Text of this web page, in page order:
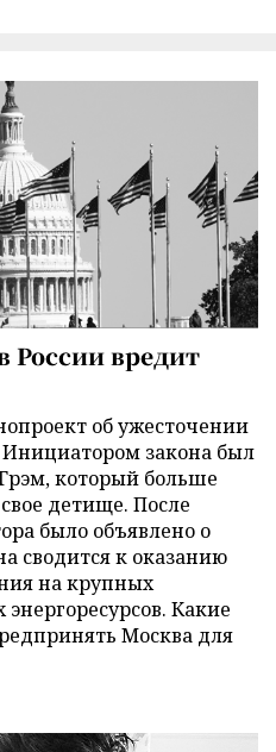
России вредит
об ужесточении
закона был
который больше
детище. После
было объявлено о
сводится к оказанию
на крупных
Какие
Москва для